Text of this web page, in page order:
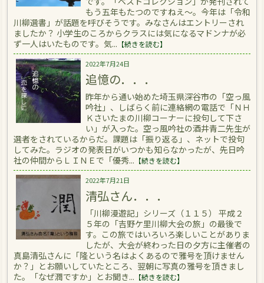
もう五年もたつのですねえ～。今年は「令和
川柳選書」が話題を呼びそうです。みなさんはエントリーされ
ましたか？ 小学生のころからクラスには気になるマドンナが必
ず一人はいたものです。気... 【続きを読む】
2022年7月24日
追憶の．．．
昨年から通い始めた埼玉県深谷市の「空っ風
吟社」、しばらく前に連絡網の電話で「ＮＨ
Ｋさいたまの川柳コーナーに投句して下さ
い」が入った。空っ風吟社の酒井青二先生が
選者をされているからだ。課題は「振り返る」、ネットで投句
してみた。ラジオの発表日がいつかも知らなかったが、先日吟
社の仲間からＬＩＮＥで「優秀... 【続きを読む】
2022年7月21日
清弘さん．．．
「川柳漫遊記」シリーズ（１１５） 平成２
５年の「吉野ケ里川柳大会の旅」の最後で
す。この旅ではいろいろ楽しいことがありま
したが、大会が終わった日の夕方に主催者の
真島清弘さんに「隆という名はよくあるので雅号を頂けません
か？」とお願いしていたところ、翌朝に写真の雅号を頂きまし
た。「なぜ潤ですか」とお聞き... 【続きを読む】